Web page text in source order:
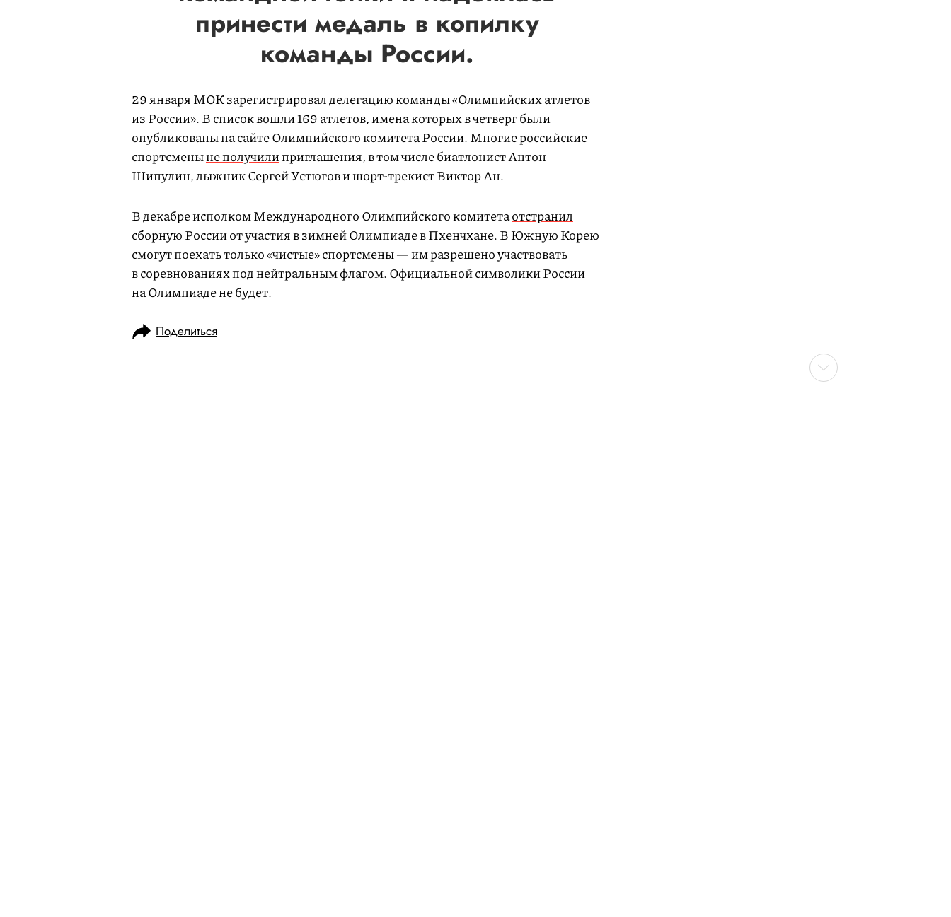
принести медаль в копилку
команды России.
29 января МОК зарегистрировал делегацию команды «Олимпийских атлетов
из России». В список вошли 169 атлетов, имена которых в четверг были
опубликованы на сайте Олимпийского комитета России. Многие российские
спортсменыне получилиприглашения, в том числе биатлонист Антон
Шипулин, лыжник Сергей Устюгов и шорт-трекист Виктор Ан.
В декабре исполком Международного Олимпийского комитетаотстранил
сборную России от участия в зимней Олимпиаде в Пхенчхане. В Южную Корею
смогут поехать только «чистые» спортсмены — им разрешено участвовать
в соревнованиях под нейтральным флагом. Официальной символики России
на Олимпиаде не будет.
Поделиться